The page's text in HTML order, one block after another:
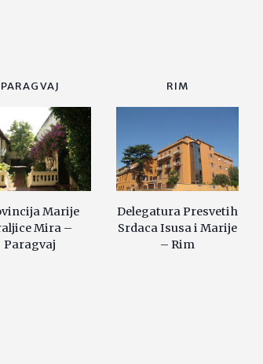
PARAGVAJ
Marije
Mira –
Paragvaj
RIM
Delegatura Presvetih
Srdaca Isusa i Marije
– Rim